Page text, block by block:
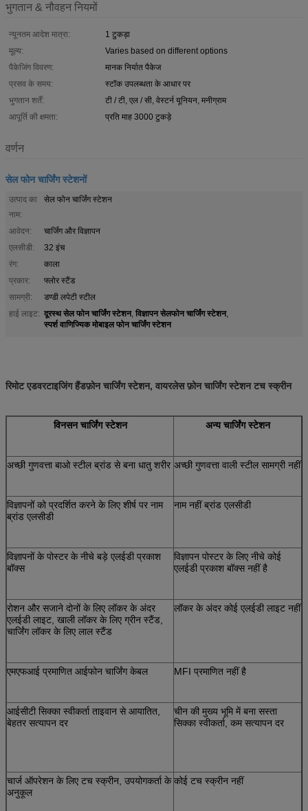
भुगतान & नौवहन नियमों
न्यूनतम आदेश मात्रा:
1 टुकड़ा
मूल्य:
Varies based on different options
पैकेजिंग विवरण:
मानक निर्यात पैकेज
प्रसव के समय:
स्टॉक उपलब्धता के आधार पर
भुगतान शर्तें:
टी / टी, एल / सी, वेस्टर्न यूनियन, मनीग्राम
आपूर्ति की क्षमता:
प्रति माह 3000 टुकड़े
वर्णन
सेल फोन चार्जिंग स्टेशनों
उत्पाद का
नाम:
सेल फोन चार्जिंग स्टेशन
आवेदन:
चार्जिंग और विज्ञापन
एलसीडी:
32 इंच
रंग:
काला
प्रकार:
फ्लोर स्टैंड
सामग्री:
डण्डी लपेटी स्टील
हाई लाइट: दूरस्थ सेल फोन चार्जिंग स्टेशन, विज्ञापन सेलफोन चार्जिंग स्टेशन,
स्पर्श वाणिज्यिक मोबाइल फोन चार्जिंग स्टेशन
रिमोट एडवरटाइजिंग हैंडफ़ोन चार्जिंग स्टेशन, वायरलेस फ़ोन चार्जिंग स्टेशन टच स्क्रीन
विनसन चार्जिंग स्टेशन अन्य चार्जिंग स्टेशन
अच्छी गुणवत्ता बाओ स्टील ब्रांड से बना धातु शरीर अच्छी गुणवत्ता वाली स्टील सामग्री नहीं
विज्ञापनों को प्रदर्शित करने के लिए शीर्ष पर नाम
ब्रांड एलसीडी
नाम नहीं ब्रांड एलसीडी
विज्ञापनों के पोस्टर के नीचे बड़े एलईडी प्रकाश
बॉक्स
विज्ञापन पोस्टर के लिए नीचे कोई
एलईडी प्रकाश बॉक्स नहीं है
रोशन और सजाने दोनों के लिए लॉकर के अंदर
एलईडी लाइट, खाली लॉकर के लिए ग्रीन स्टैंड,
चार्जिंग लॉकर के लिए लाल स्टैंड
लॉकर के अंदर कोई एलईडी लाइट नहीं
एमएफआई प्रमाणित आईफोन चार्जिंग केबल MFI प्रमाणित नहीं है
आईसीटी सिक्का स्वीकर्ता ताइवान से आयातित,
बेहतर सत्यापन दर
चीन की मुख्य भूमि में बना सस्ता
सिक्का स्वीकर्ता, कम सत्यापन दर
चार्ज ऑपरेशन के लिए टच स्क्रीन, उपयोगकर्ता के
अनुकूल
कोई टच स्क्रीन नहीं